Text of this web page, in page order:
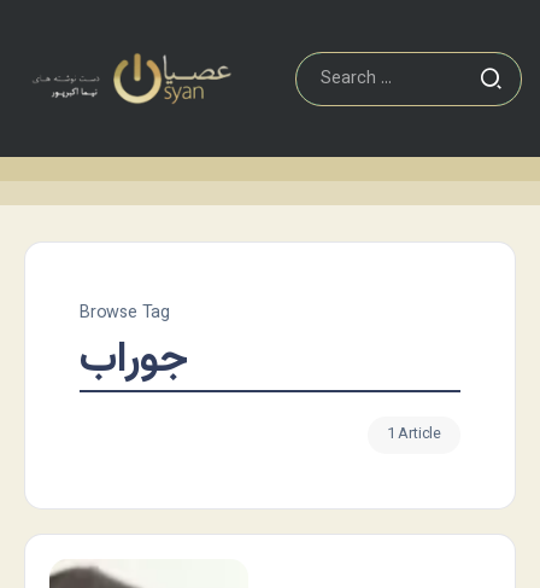
Browse Tag
جوراب
1 Article